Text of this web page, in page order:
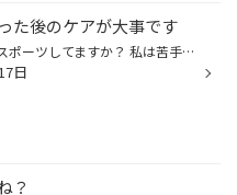
た後のケアが大事です
ウィンタースポーツしてますか？ 私は苦手です。 ドーモ！ ボンジョルノです。 さて、雪を溶かすために溶剤を撒いたりしていますが、お車には ダメージが・・・。 ジワジワ来ます。 そう❗️ サビです。 当店では下回りやマフラーなど錆止めコートが出来るんです。 効果は約1年。 詳しくはスタッフま...
日
？